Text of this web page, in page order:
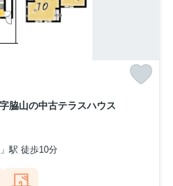
脇山の中古テラスハウス
駅 徒歩10分